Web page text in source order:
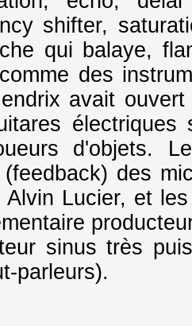
shifter,
qui balaye,
des
avait
d'objets.
(feedback) des
Alvin Lucier, et
sinus très
parleurs).